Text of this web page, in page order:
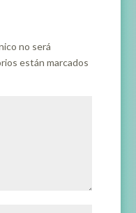
no será
están marcados